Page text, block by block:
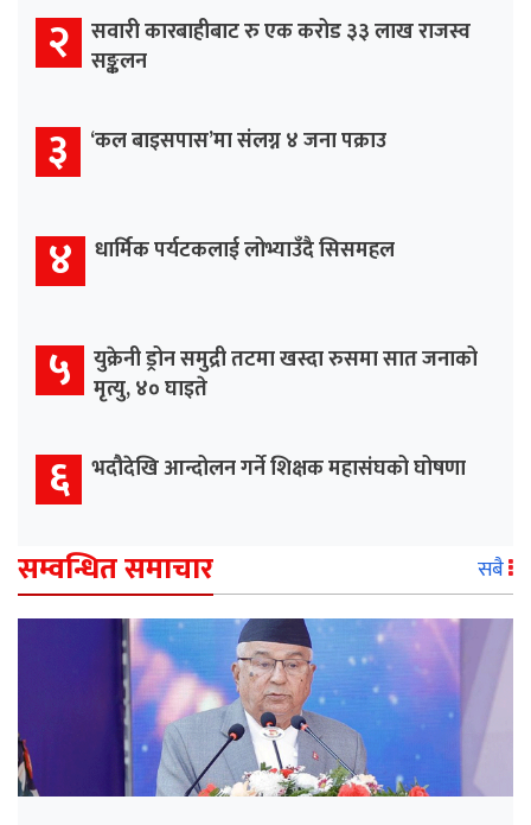
२ सवारी कारबाहीबाट रु एक करोड ३३ लाख राजस्व
सङ्कलन
३ ‘कल बाइसपास’मा संलग्न ४ जना पक्राउ
४ धार्मिक पर्यटकलाई लोभ्याउँदै सिसमहल
५ युक्रेनी ड्रोन समुद्री तटमा खस्दा रुसमा सात जनाको
मृत्यु, ४० घाइते
६ भदौदेखि आन्दोलन गर्ने शिक्षक महासंघको घोषणा
सम्वन्धित समाचार सबै